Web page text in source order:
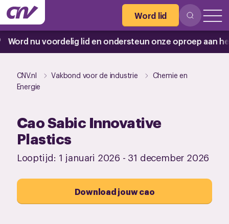
Word lid
nu voordelig lid en ondersteun onze oproep aan het
CNV.nl Vakbond voor de industrie
Chemie en
Energie
Cao Sabic Innovative
Plastics
Looptijd: 1 januari 2026 - 31 december 2026
Download jouw cao